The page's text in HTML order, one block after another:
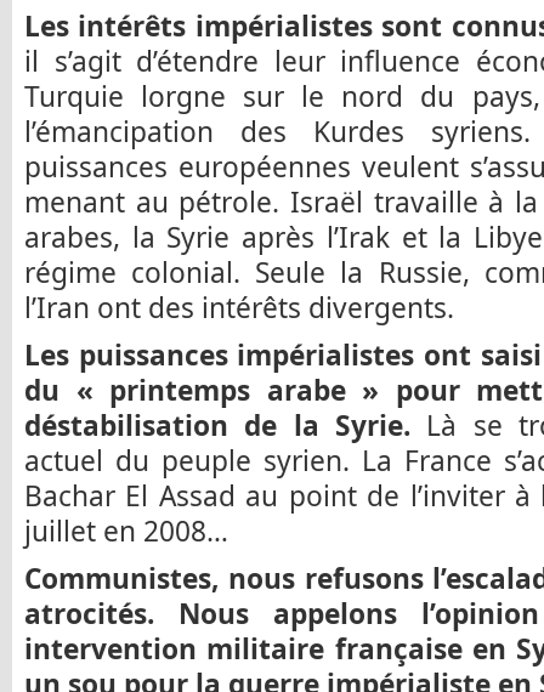
Les intérêts impérialistes sont
il s’agit d’étendre leur influence
Turquie lorgne sur le nord du
l’émancipation des Kurdes
puissances européennes veulent
menant au pétrole. Israël travaille à
arabes, la Syrie après l’Irak et la
régime colonial. Seule la Russie,
l’Iran ont des intérêts divergents.
Les puissances impérialistes ont
du « printemps arabe » pour
déstabilisation de la Syrie. Là se
actuel du peuple syrien. La France
Bachar El Assad au point de l’inviter
juillet en 2008…
Communistes, nous refusons
atrocités. Nous appelons
intervention militaire française en
un sou pour la guerre impérialiste